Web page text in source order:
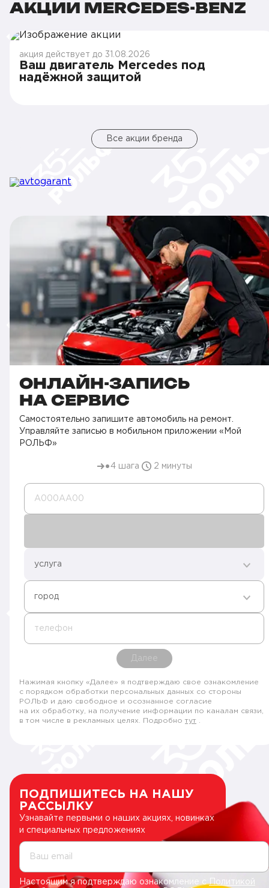
АКЦИИ MERCEDES-BENZ
акция действует до 31.08.2026
Ваш двигатель Mercedes под
надёжной защитой
Все акции бренда
ОНЛАЙН-ЗАПИСЬ
НА СЕРВИС
Самостоятельно запишите автомобиль на ремонт.
Управляйте записью в мобильном приложении «Мой
РОЛЬФ»
4 шага 2 минуты
А000AA00
услуга
город
телефон
Далее
Нажимая кнопку «Далее» я подтверждаю свое ознакомление
с порядком обработки персональных данных со стороны
РОЛЬФ и даю свободное и осознанное согласие
на их обработку, на получение информации по каналам связи,
в том числе в рекламных целях. Подробно тут
ПОДПИШИТЕСЬ НА НАШУ
РАССЫЛКУ
Узнавайте первыми о наших акциях, новинках
и специальных предложениях
Ваш email
Настоящим я подтверждаю ознакомление сПолитикой